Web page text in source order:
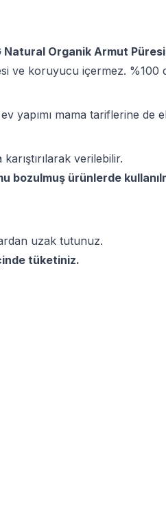
Natural Organik Armut Püresi
ve koruyucu içermez. %100
yapımı mama tariflerine de
verilebilir.
bozulmuş ürünlerde
uzak tutunuz.
tüketiniz.